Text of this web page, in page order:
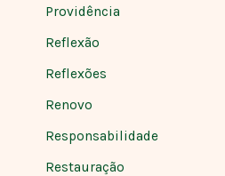
Providência
Reflexão
Reflexões
Renovo
Responsabilidade
Restauração